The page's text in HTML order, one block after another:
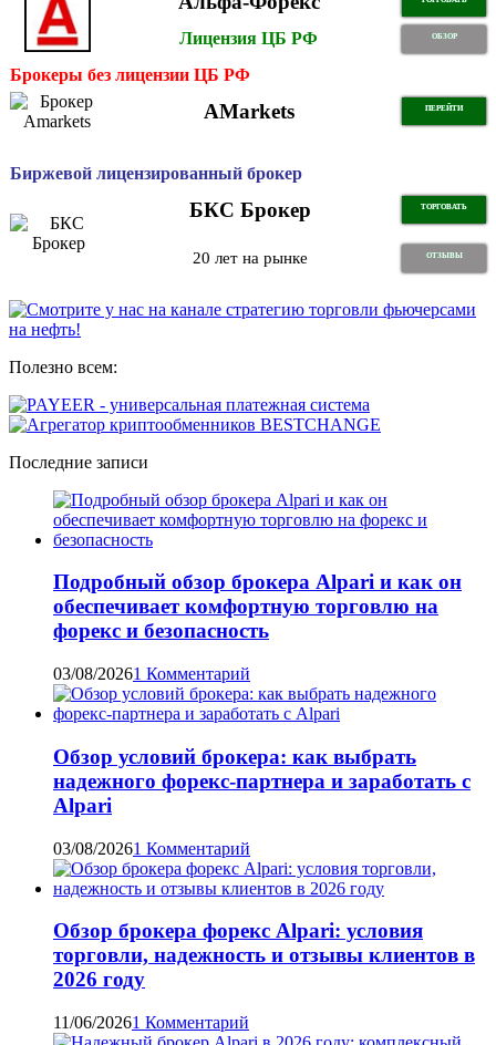
Лицензия ЦБ РФ ОБЗОР
Брокеры без лицензии ЦБ РФ
AMarkets ПЕРЕЙТИ
Биржевой лицензированный брокер
БКС Брокер ТОРГОВАТЬ
20 лет на рынке ОТЗЫВЫ
Полезно всем:
Последние записи
Подробный обзор брокера Alpari и как он
обеспечивает комфортную торговлю на
форекс и безопасность
03/08/20261 Комментарий
Обзор условий брокера: как выбрать
надежного форекс-партнера и заработать с
Alpari
03/08/20261 Комментарий
Обзор брокера форекс Alpari: условия
торговли, надежность и отзывы клиентов в
2026 году
11/06/20261 Комментарий